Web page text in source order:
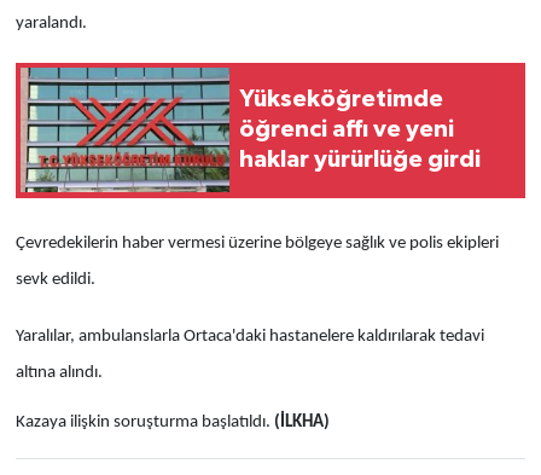
yaralandı.
Yükseköğretimde
öğrenci affı ve yeni
haklar yürürlüğe girdi
Çevredekilerin haber vermesi üzerine bölgeye sağlık ve polis ekipleri
sevk edildi.
Yaralılar, ambulanslarla Ortaca'daki hastanelere kaldırılarak tedavi
altına alındı.
Kazaya ilişkin soruşturma başlatıldı. (İLKHA)